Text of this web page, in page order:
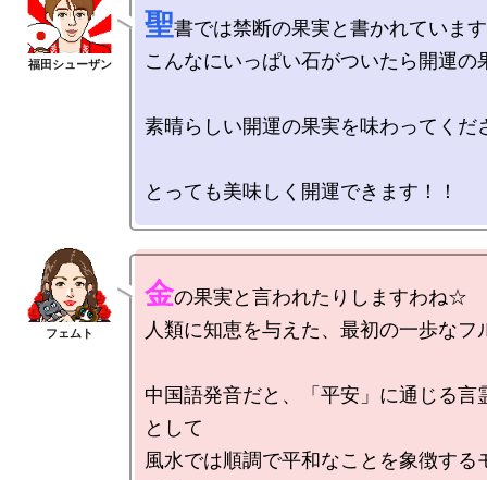
聖書では禁断の果実と書かれていま
こんなにいっぱい石がついたら開運の
素晴らしい開運の果実を味わってくだ
金の果実と言われたりしますわね☆
人類に知恵を与えた、最初の一歩なフ
中国語発音だと、「平安」に通じる言
として
風水では順調で平和なことを象徴する